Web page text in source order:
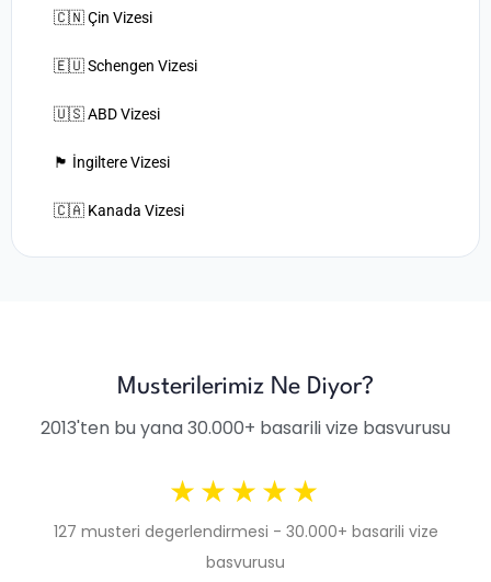
🇨🇳 Çin Vizesi
🇪🇺 Schengen Vizesi
🇺🇸 ABD Vizesi
🏴󠁧󠁢󠁥󠁮󠁧󠁿 İngiltere Vizesi
🇨🇦 Kanada Vizesi
Musterilerimiz Ne Diyor?
2013'ten bu yana 30.000+ basarili vize basvurusu
★★★★★
127 musteri degerlendirmesi - 30.000+ basarili vize
basvurusu